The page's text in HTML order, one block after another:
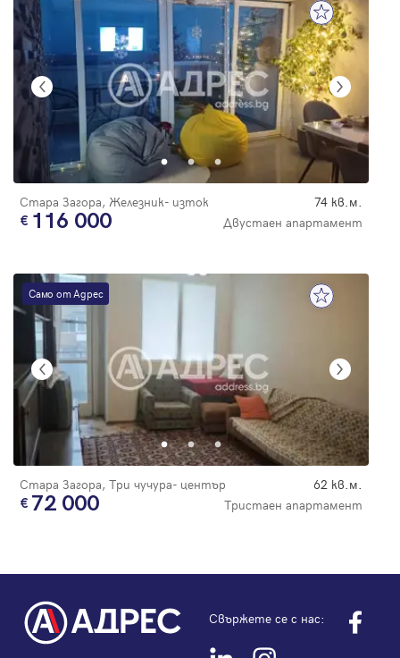
Стара Загора, Железник- изток 74 кв.м.
116 000 Двустаен апартамент
Само от Адрес
Стара Загора, Три чучура- център 62 кв.м.
72 000 Тристаен апартамент
Свържете се с нас: